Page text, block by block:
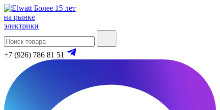
Более 15 лет
на рынке
электрики
+7 (926) 786 81 51